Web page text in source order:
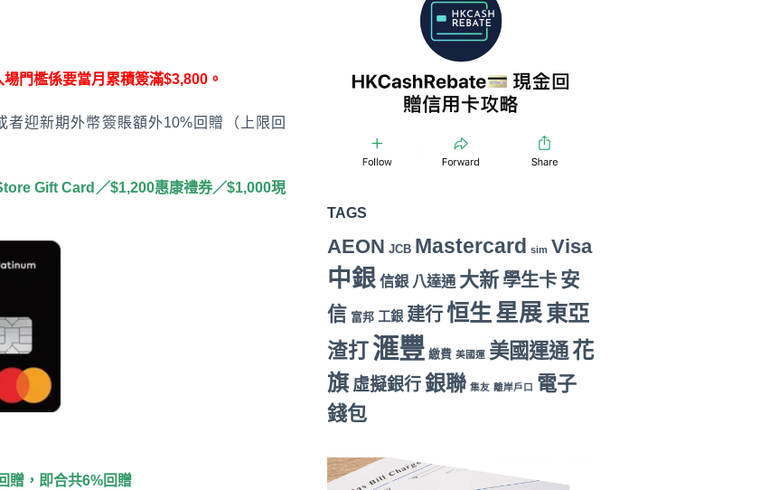
場門檻係要當月累積簽滿$3,800。
迎新期外幣簽賬額外10%回贈（上限回
Gift Card／$1,200惠康禮券／$1,000現
贈，即合共6%回贈
TAGS
AEON JCB Mastercard sim Visa
中銀 信銀 八達通 大新 學生卡 安
信 富邦 工銀 建行恒生 星展東亞
渣打 滙豐 繳費 美國運 美國運通花
旗 虛擬銀行 銀聯 集友 離岸戶口 電子
錢包